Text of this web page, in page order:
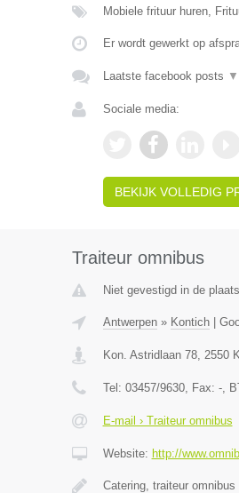
Mobiele frituur huren,
Er wordt gewerkt op
Laatste facebook posts ▼
Sociale media:
BEKIJK VOLLEDIG
Traiteur omnibus
Niet gevestigd in de
Antwerpen» Kontich|
Kon. Astridlaan 78, 2550
Tel: 03457/9630, Fax: -,
E-mail › Traiteur omnibus
Website: http://
Catering, traiteur omnibus